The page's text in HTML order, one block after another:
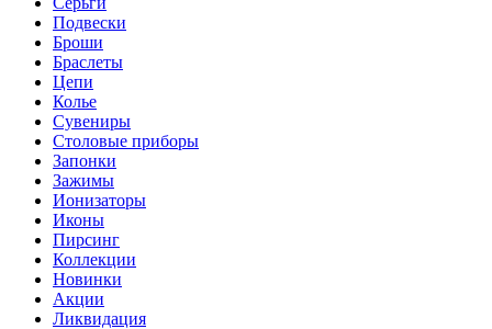
Подвески
Броши
Браслеты
Цепи
Колье
Сувениры
Столовые приборы
Запонки
Зажимы
Ионизаторы
Иконы
Пирсинг
Коллекции
Новинки
Акции
Ликвидация